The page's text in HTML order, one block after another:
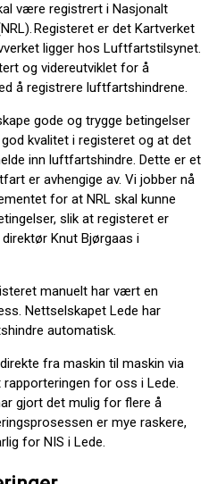
være registrert i Nasjonalt
Registeret er det Kartverket
ligger hos Luftfartstilsynet.
og videreutviklet for å
å registrere luftfartshindrene.
gode og trygge betingelser
kvalitet i registeret og at det
inn luftfartshindre. Dette er et
er avhengige av. Vi jobber nå
for at NRL skal kunne
slik at registeret er
Knut Bjørgaas i
manuelt har vært en
Nettselskapet Lede har
automatisk.
fra maskin til maskin via
for oss i Lede.
gjort det mulig for flere å
er mye raskere,
for NIS i Lede.